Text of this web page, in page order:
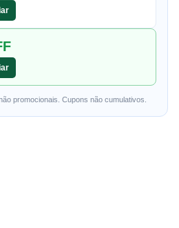
promocionais. Cupons não cumulativos.